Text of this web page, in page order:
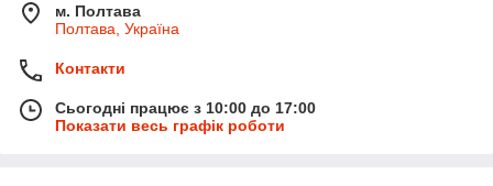
м. Полтава
Полтава, Україна
Контакти
Сьогодні працює з 10:00 до 17:00
Показати весь графік роботи